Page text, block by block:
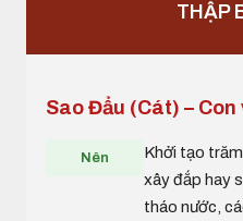
THẬP
Sao Đẩu (Cát) – Con
Nên
Khởi tạo
xây đắp hay
tháo nước,